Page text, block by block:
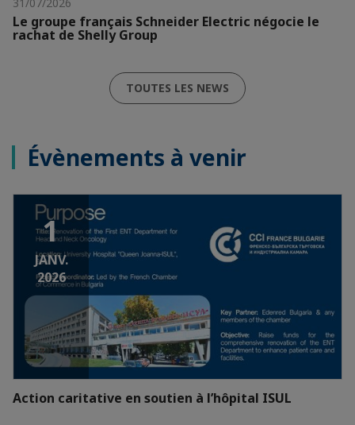
31/07/2026
Le groupe français Schneider Electric négocie le
rachat de Shelly Group
TOUTES LES NEWS
Évènements à venir
1
JANV.
2026
Action caritative en soutien à l’hôpital ISUL